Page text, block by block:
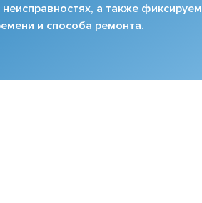
неисправностях, а также
и способа ремонта.